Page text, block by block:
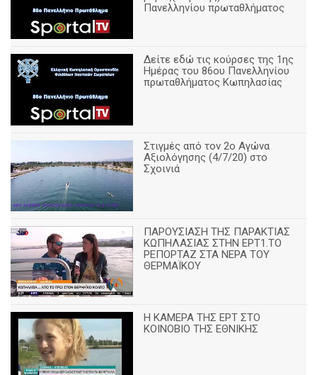
Πανελληνίου πρωταθλήματος
Δείτε εδώ τις κούρσες της 1ης
Ημέρας του 86ου Πανελληνίου
πρωταθλήματος Κωπηλασίας
Στιγμές από τον 2ο Αγώνα
Αξιολόγησης (4/7/20) στο
Σχοινιά
ΠΑΡΟΥΣΙΑΣΗ ΤΗΣ ΠΑΡΑΚΤΙΑΣ
ΚΩΠΗΛΑΣΙΑΣ ΣΤΗΝ ΕΡΤ1.ΤΟ
ΡΕΠΟΡΤΑΖ ΣΤΑ ΝΕΡΑ ΤΟΥ
ΘΕΡΜΑΪΚΟΥ
Η ΚΑΜΕΡΑ ΤΗΣ ΕΡΤ ΣΤΟ
ΚΟΙΝΟΒΙΟ ΤΗΣ ΕΘΝΙΚΗΣ